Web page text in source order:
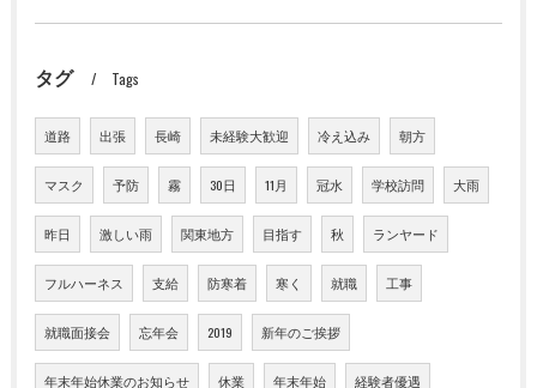
タグ Tags
道路 出張 長崎 未経験大歓迎 冷え込み 朝方
マスク 予防 霧 30日 11月 冠水 学校訪問 大雨
昨日 激しい雨 関東地方 目指す 秋 ランヤード
フルハーネス 支給 防寒着 寒く 就職 工事
就職面接会 忘年会 2019 新年のご挨拶
年末年始休業のお知らせ 休業 年末年始 経験者優遇